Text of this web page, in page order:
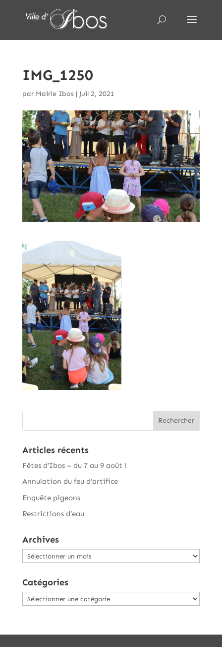
IMG_1250
par Mairie Ibos| Juil 2, 2021
Articles récents
Fêtes d’Ibos – du 7 au 9 août !
Annulation du feu d’artifice
Enquête pigeons
Restrictions d’eau
Archives
Archives
Catégories
Catégories